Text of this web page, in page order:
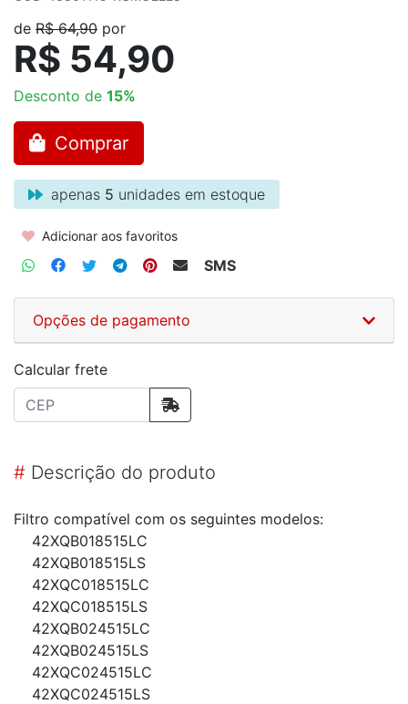
de R$ 64,90 por
R$ 54,90
Desconto de 15%
Comprar
apenas 5 unidades em estoque
Adicionar aos favoritos
SMS
Opções de pagamento
Calcular frete
# Descrição do produto
Filtro compatível com os seguintes modelos:
42XQB018515LC
42XQB018515LS
42XQC018515LC
42XQC018515LS
42XQB024515LC
42XQB024515LS
42XQC024515LC
42XQC024515LS